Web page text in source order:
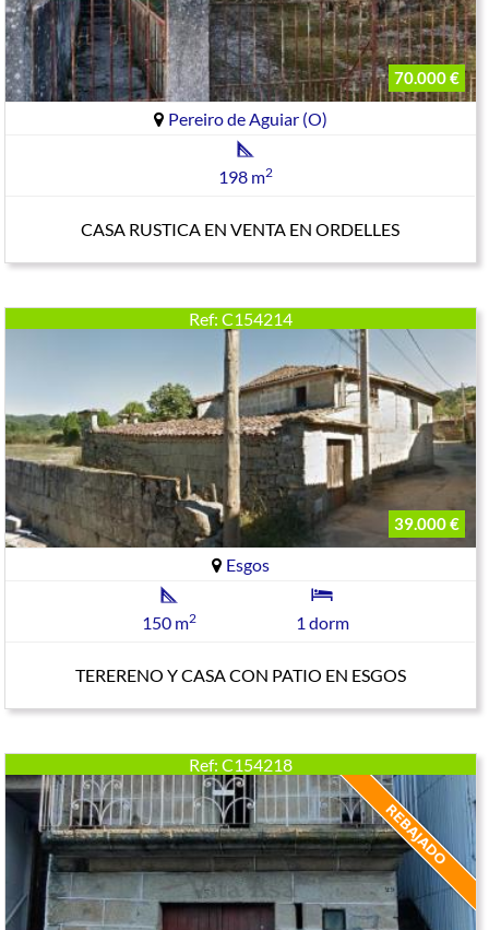
70.000 €
Pereiro de Aguiar (O)
198 m2
CASA RUSTICA EN VENTA EN ORDELLES
Ref: C154214
39.000 €
Esgos
150 m2 1 dorm
TERERENO Y CASA CON PATIO EN ESGOS
Ref: C154218